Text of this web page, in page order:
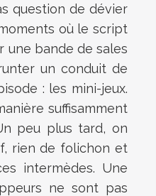
question de dévier
où le script
une bande de sales
un conduit de
: les mini-jeux.
suffisamment
peu plus tard, on
rien de folichon et
intermèdes. Une
ne sont pas